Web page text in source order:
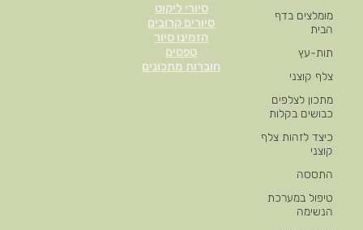
מומלצים בדף
הבית
תות-עץ
צלף קוצני
מתכון לצלפים
כבושים בקלות
כיצד לזהות צלף
קוצני
התססה
טיפול במערכת
הנשימה
סיורי ליקוט
סיורים קרובים
הזמינו סיור
טפסים
חוברות מתכונים